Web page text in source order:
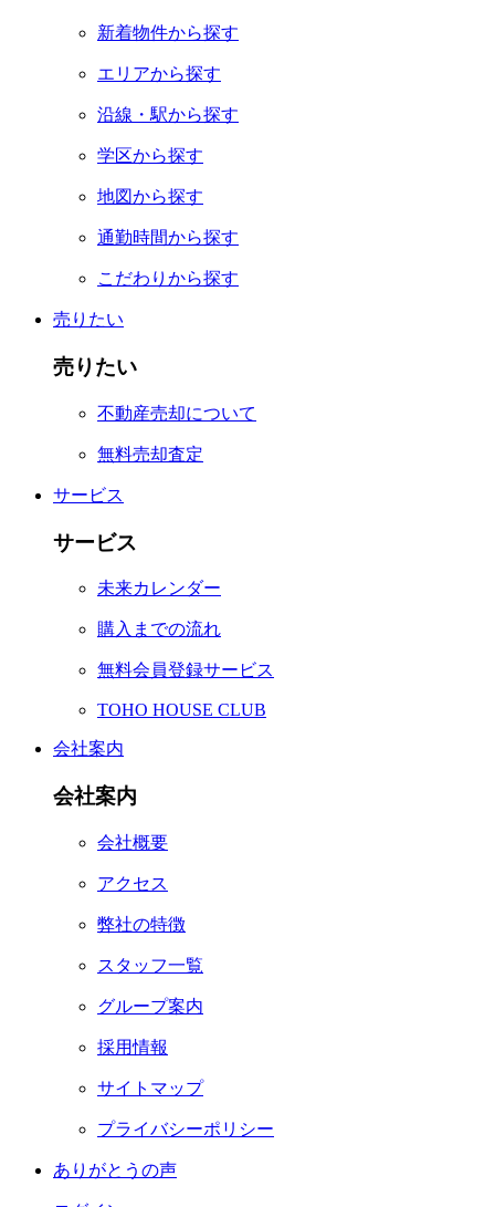
新着物件から探す
エリアから探す
沿線・駅から探す
学区から探す
地図から探す
通勤時間から探す
こだわりから探す
売りたい
売りたい
不動産売却について
無料売却査定
サービス
サービス
未来カレンダー
購入までの流れ
無料会員登録サービス
TOHO HOUSE CLUB
会社案内
会社案内
会社概要
アクセス
弊社の特徴
スタッフ一覧
グループ案内
採用情報
サイトマップ
プライバシーポリシー
ありがとうの声